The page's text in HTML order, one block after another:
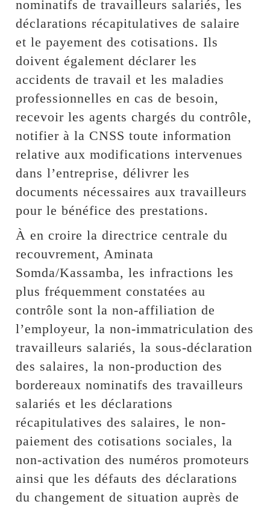
nominatifs de travailleurs salariés, les
déclarations récapitulatives de salaire
et le payement des cotisations. Ils
doivent également déclarer les
accidents de travail et les maladies
professionnelles en cas de besoin,
recevoir les agents chargés du contrôle,
notifier à la CNSS toute information
relative aux modifications intervenues
dans l’entreprise, délivrer les
documents nécessaires aux travailleurs
pour le bénéfice des prestations.
À en croire la directrice centrale du
recouvrement, Aminata
Somda/Kassamba, les infractions les
plus fréquemment constatées au
contrôle sont la non-affiliation de
l’employeur, la non-immatriculation des
travailleurs salariés, la sous-déclaration
des salaires, la non-production des
bordereaux nominatifs des travailleurs
salariés et les déclarations
récapitulatives des salaires, le non-
paiement des cotisations sociales, la
non-activation des numéros promoteurs
ainsi que les défauts des déclarations
du changement de situation auprès de